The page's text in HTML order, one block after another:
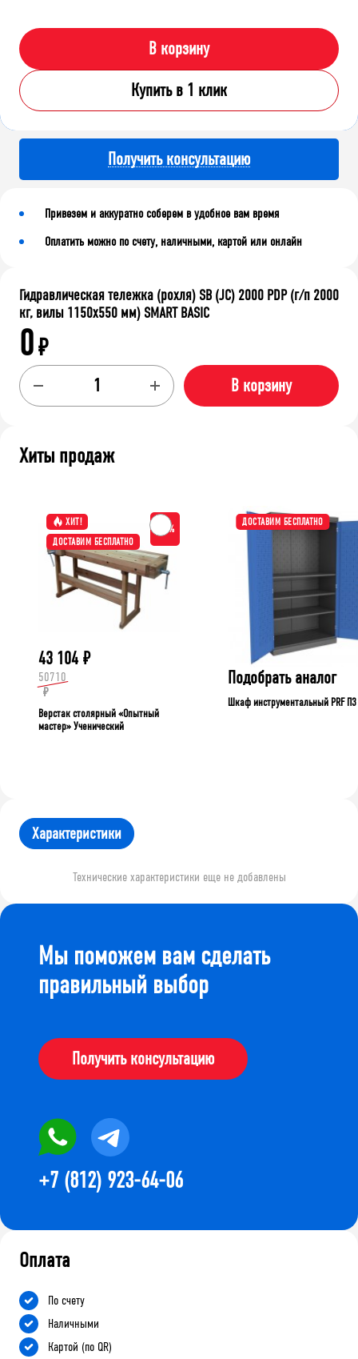
В корзину
Купить в 1 клик
Получить консультацию
Привезем и аккуратно соберем в удобное вам время
Оплатить можно по счету, наличными, картой или онлайн
Гидравлическая тележка (рохля) SB (JC) 2000 РDP (г/п 2000
кг, вилы 1150x550 мм) SMART BASIC
0₽
В корзину
Хиты продаж
ХИТ!
ДОСТАВИМ БЕСПЛАТНО
-15%
43 104 ₽
50710
₽
Верстак столярный «Опытный
мастер» Ученический
ДОСТАВИМ БЕСПЛАТНО
Подобрать аналог
Шкаф инструментальный PRF П3
Характеристики
Технические характеристики еще не добавлены
Мы поможем вам сделать
правильный выбор
Получить консультацию
+7 (812) 923-64-06
Оплата
По счету
Наличными
Картой (по QR)